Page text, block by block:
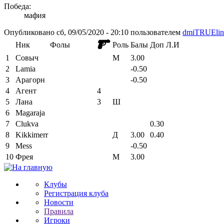
Победа:
мафия
Опубликовано сб, 09/05/2020 - 20:10 пользователем dmiTRUElin
Ник
Фолы Роль Балы Доп Л.И
1
Совыч М
3.00
2
Lamia
-0.50
3
Арагорн
-0.50
4
Агент
4
5
Лана 3
Ш
6
Magaraja
7
Clukva
0.30
8
Kikkimerr Д 3.00
0.40
9
Mess
-0.50
10 Фрея М 3.00
Клубы
Регистрация клуба
Новости
Правила
Игроки